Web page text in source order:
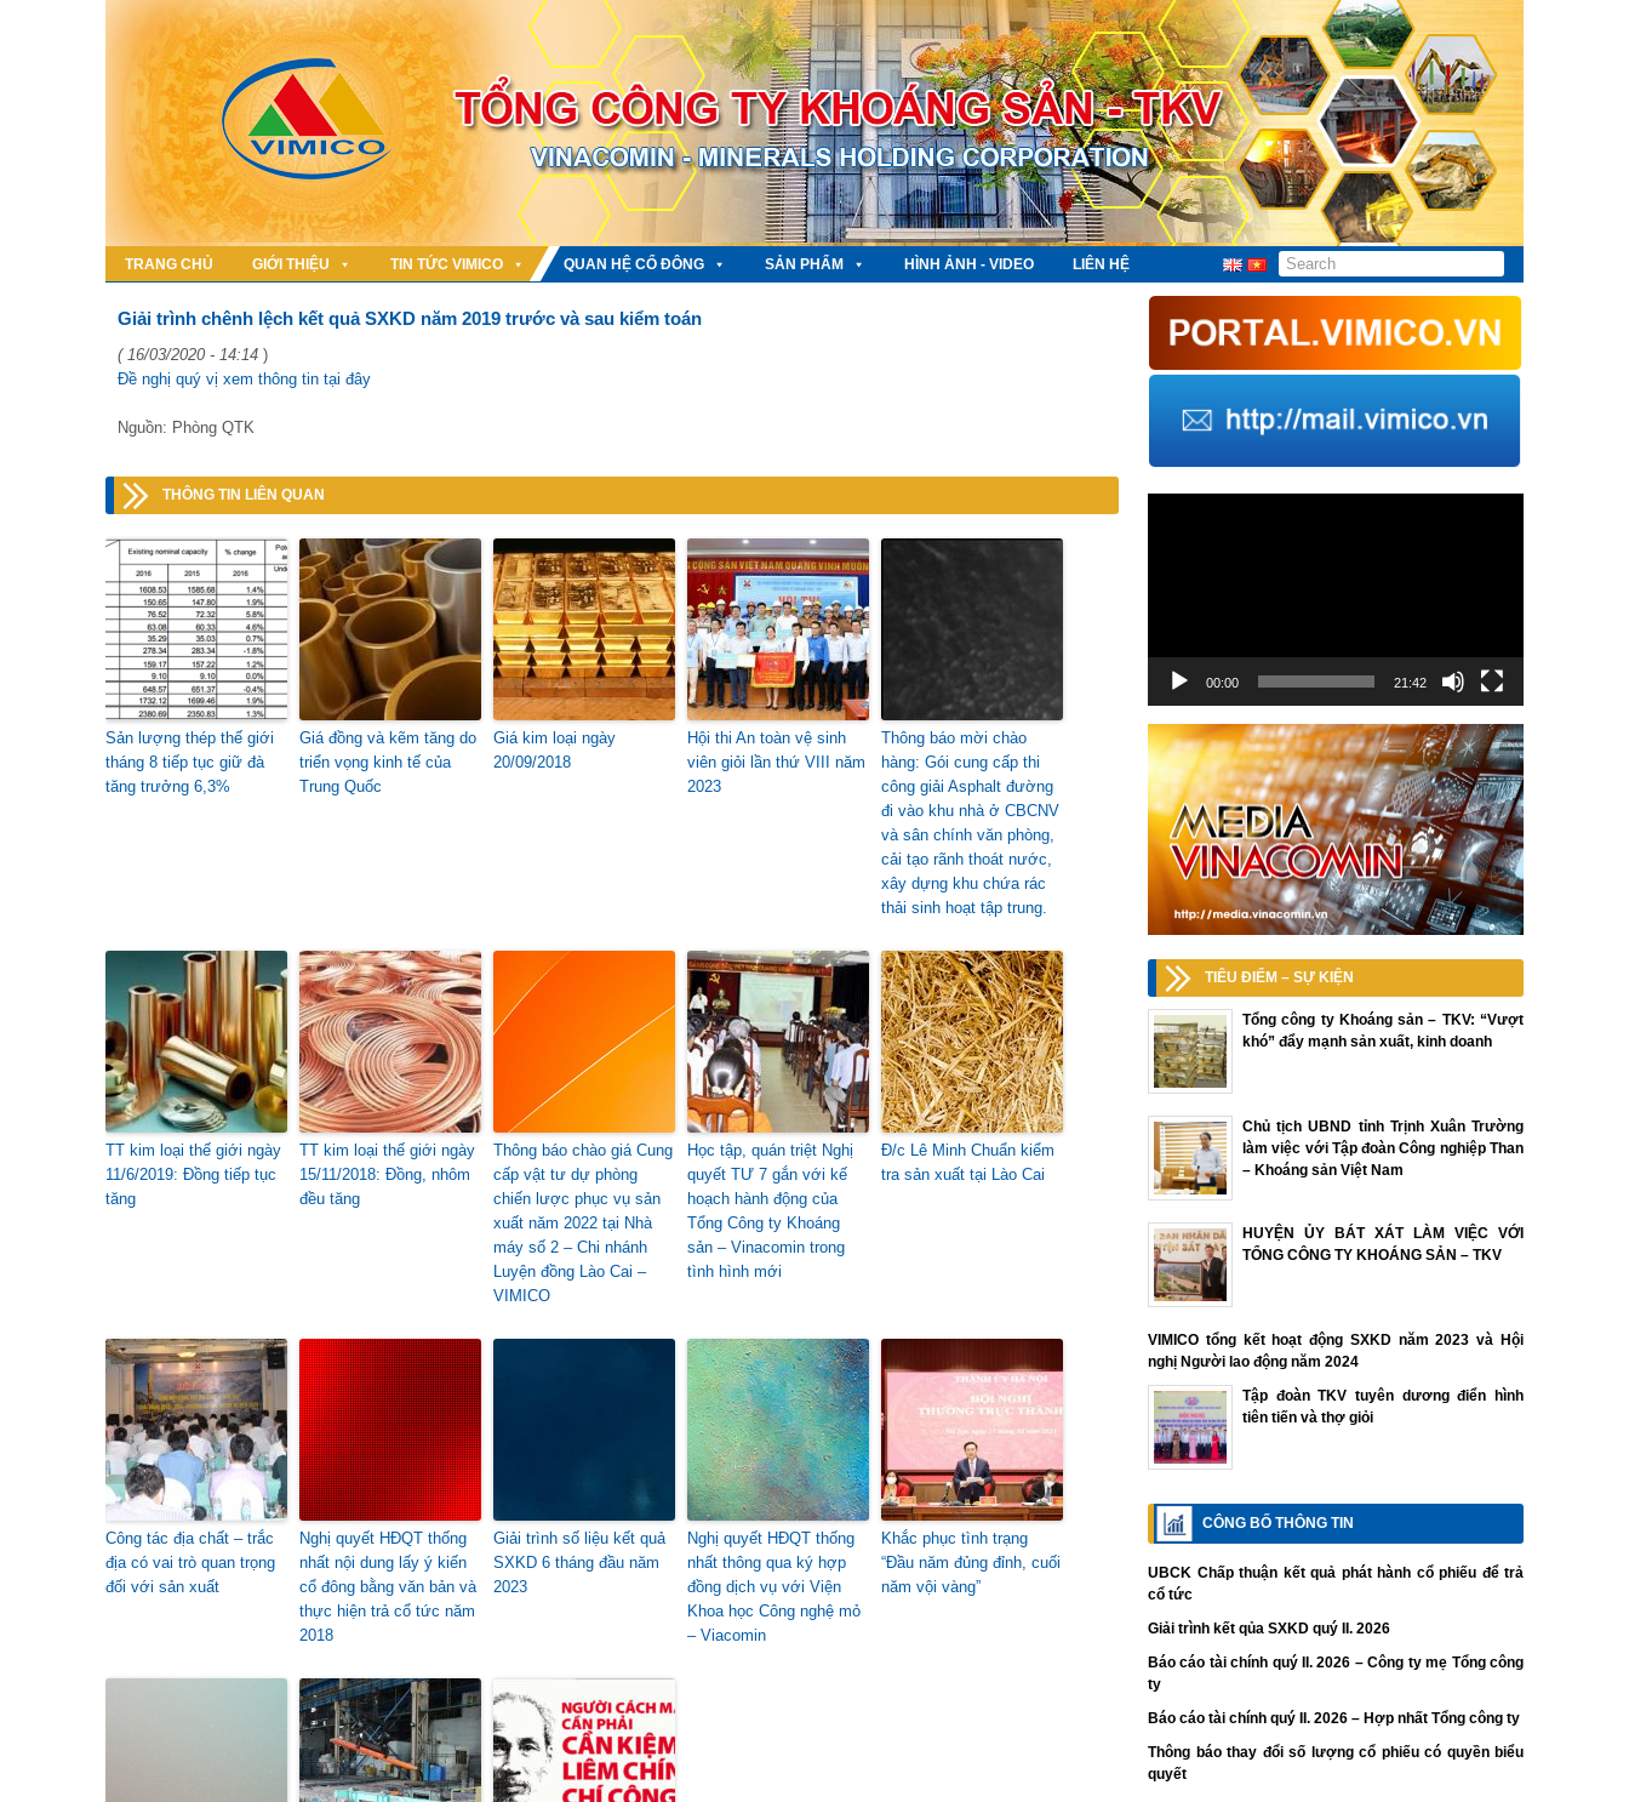
TRANG CHỦ GIỚI THIỆU TIN TỨC VIMICO QUAN HỆ CỔ ĐÔNG SẢN PHẨM HÌNH ẢNH - VIDEO LIÊN HỆ
Giải trình chênh lệch kết quả SXKD năm 2019 trước và sau kiểm toán
( 16/03/2020 - 14:14 )
Đề nghị quý vị xem thông tin tại đây
Nguồn: Phòng QTK
THÔNG TIN LIÊN QUAN
Sản lượng thép thế giới
tháng 8 tiếp tục giữ đà
tăng trưởng 6,3%
Giá đồng và kẽm tăng do
triển vọng kinh tế của
Trung Quốc
Giá kim loại ngày
20/09/2018
Hội thi An toàn vệ sinh
viên giỏi lần thứ VIII năm
2023
Thông báo mời chào
hàng: Gói cung cấp thi
công giải Asphalt đường
đi vào khu nhà ở CBCNV
và sân chính văn phòng,
cải tạo rãnh thoát nước,
xây dựng khu chứa rác
thải sinh hoạt tập trung.
TT kim loại thế giới ngày
11/6/2019: Đồng tiếp tục
tăng
TT kim loại thế giới ngày
15/11/2018: Đồng, nhôm
đều tăng
Thông báo chào giá Cung
cấp vật tư dự phòng
chiến lược phục vụ sản
xuất năm 2022 tại Nhà
máy số 2 – Chi nhánh
Luyện đồng Lào Cai –
VIMICO
Học tập, quán triệt Nghị
quyết TƯ 7 gắn với kế
hoạch hành động của
Tổng Công ty Khoáng
sản – Vinacomin trong
tình hình mới
Đ/c Lê Minh Chuẩn kiểm
tra sản xuất tại Lào Cai
Công tác địa chất – trắc
địa có vai trò quan trọng
đối với sản xuất
Nghị quyết HĐQT thống
nhất nội dung lấy ý kiến
cổ đông bằng văn bản và
thực hiện trả cổ tức năm
2018
Giải trình số liệu kết quả
SXKD 6 tháng đầu năm
2023
Nghị quyết HĐQT thống
nhất thông qua ký hợp
đồng dịch vụ với Viện
Khoa học Công nghệ mỏ
– Viacomin
Khắc phục tình trạng
“Đầu năm đủng đỉnh, cuối
năm vội vàng”
00:00 21:42
TIÊU ĐIỂM – SỰ KIỆN
Tổng công ty Khoáng sản – TKV: “Vượt
khó” đẩy mạnh sản xuất, kinh doanh
Chủ tịch UBND tỉnh Trịnh Xuân Trường
làm việc với Tập đoàn Công nghiệp Than
– Khoáng sản Việt Nam
HUYỆN ỦY BÁT XÁT LÀM VIỆC VỚI
TỔNG CÔNG TY KHOÁNG SẢN – TKV
VIMICO tổng kết hoạt động SXKD năm 2023 và Hội
nghị Người lao động năm 2024
Tập đoàn TKV tuyên dương điển hình
tiên tiến và thợ giỏi
CÔNG BỐ THÔNG TIN
UBCK Chấp thuận kết quả phát hành cổ phiếu để trả
cổ tức
Giải trình kết qủa SXKD quý II. 2026
Báo cáo tài chính quý II. 2026 – Công ty mẹ Tổng công
ty
Báo cáo tài chính quý II. 2026 – Hợp nhất Tổng công ty
Thông báo thay đổi số lượng cổ phiếu có quyền biểu
quyết